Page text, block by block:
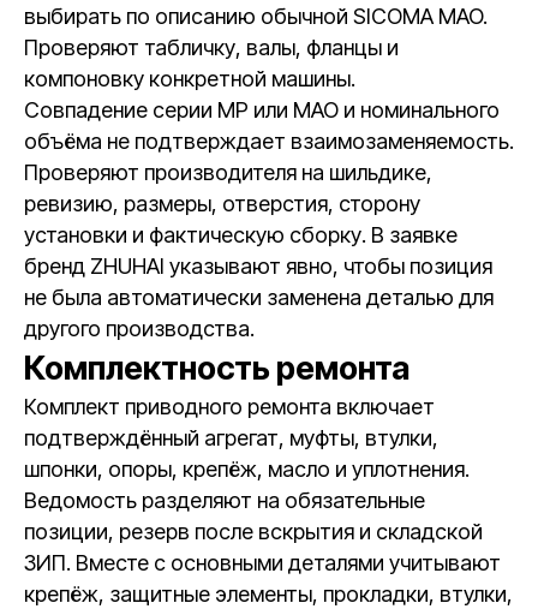
выбирать по описанию обычной SICOMA MAO.
Проверяют табличку, валы, фланцы и
компоновку конкретной машины.
Совпадение серии MP или MAO и номинального
объёма не подтверждает взаимозаменяемость.
Проверяют производителя на шильдике,
ревизию, размеры, отверстия, сторону
установки и фактическую сборку. В заявке
бренд ZHUHAI указывают явно, чтобы позиция
не была автоматически заменена деталью для
другого производства.
Комплектность ремонта
Комплект приводного ремонта включает
подтверждённый агрегат, муфты, втулки,
шпонки, опоры, крепёж, масло и уплотнения.
Ведомость разделяют на обязательные
позиции, резерв после вскрытия и складской
ЗИП. Вместе с основными деталями учитывают
крепёж, защитные элементы, прокладки, втулки,